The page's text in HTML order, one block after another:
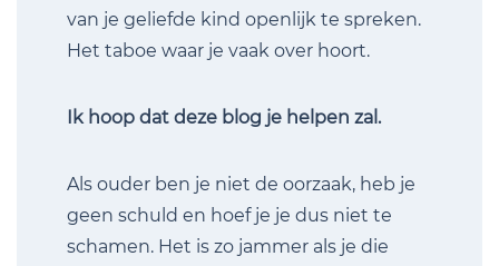
van je geliefde kind openlijk te spreken.
Het taboe waar je vaak over hoort.
Ik hoop dat deze blog je helpen zal.
Als ouder ben je niet de oorzaak, heb je
geen schuld en hoef je je dus niet te
schamen. Het is zo jammer als je die